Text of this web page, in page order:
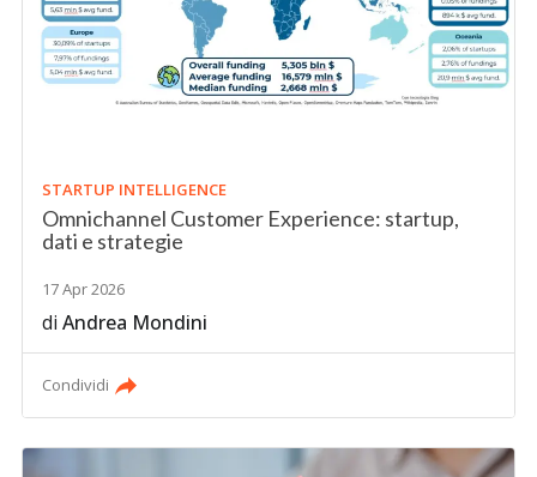
STARTUP INTELLIGENCE
Omnichannel Customer Experience: startup,
dati e strategie
17 Apr 2026
diAndrea Mondini
Condividi